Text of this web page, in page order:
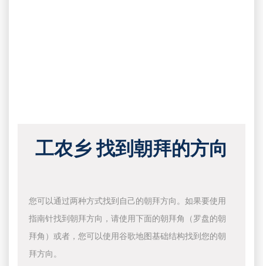
工农乡 找到朝拜的方向
您可以通过两种方式找到自己的朝拜方向。如果要使用
指南针找到朝拜方向，请使用下面的朝拜角（罗盘的朝
拜角）或者，您可以使用谷歌地图基础结构找到您的朝
拜方向。